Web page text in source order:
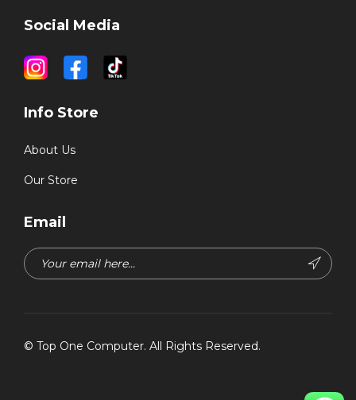
Social Media
Info Store
About Us
Our Store
Email
© Top One Computer. All Rights Reserved.